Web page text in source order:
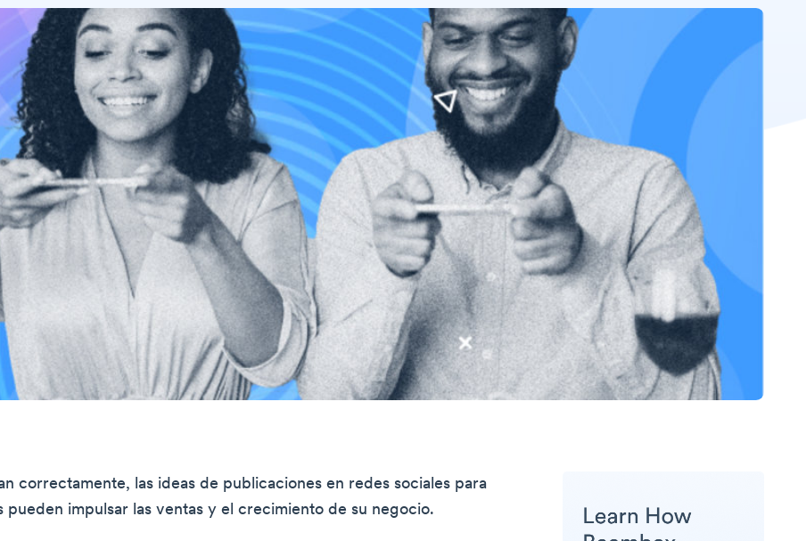
correctamente, las ideas de publicaciones en redes sociales para
pueden impulsar las ventas y el crecimiento de su negocio.